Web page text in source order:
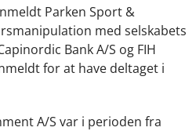
Parken Sport &
med selskabets
Bank A/S og FIH
for at have deltaget i
A/S var i perioden fra